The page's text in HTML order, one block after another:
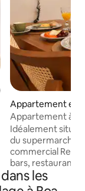
sur la
Appartement en
⋅ Recife
Appartement à
Excellent Wi-Fi |
Idéalement situé à
du supermarché
commercial Recife ; - À proximité
bars,
pharmacies ; - À 8 minutes à pied du
meilleur quartier
les